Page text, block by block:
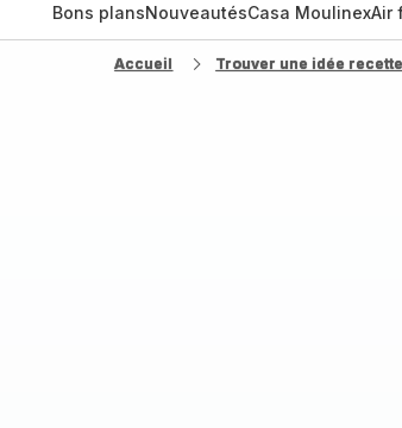
Bons plansNouveautésCasa MoulinexAir
Accueil Trouver une idée recette